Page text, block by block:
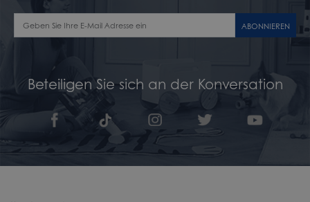
ABONNIEREN
Beteiligen Sie sich an der Konversation